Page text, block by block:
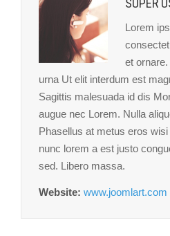
SUPER
Lorem
et
urna Ut elit interdum est
Sagittis malesuada id dis
augue nec Lorem. Nulla
Phasellus at metus eros
nunc lorem a est justo
sed. Libero massa.
Website: www.joomlart.com